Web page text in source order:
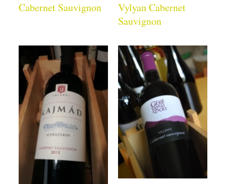
Cabernet Sauvignon
Vylyan Cabernet
Sauvignon